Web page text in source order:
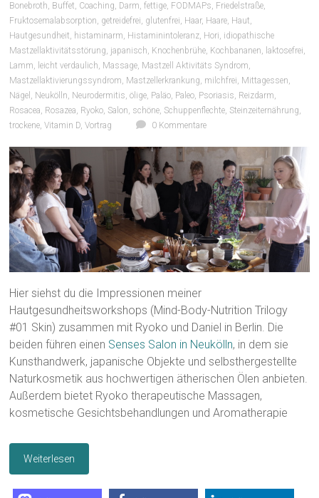
Bonebroth, Buffet, Coaching, Darm,fettige, FODMAPs, Friedelstraße,
Fruktosemalabsorption, getreidefrei, glutenfrei, Haar, Haare, Haut,
Hautgesundheit, histaminarm, Histaminintoleranz, Hori, idiopathische
Mastzellaktivitätsstörung, japanisch, Knochenbrühe, Kochbananen, laktosefrei,
Lamm, leicht verdaulich, Massage, Mastzell Aktivitäts Syndrom,
Mastzellaktivierungssyndrom, Mastzellerkrankung, milchfrei, Mittagessen,
Nägel , Neukölln, Neurodermitis,ölige, Paläo, Paleo, Psoriasis, Reizdarm,
Rosacea, Rosazea, Ryoko, Salon, schöne, Schuppenflechte, Steinzeiternährung,
trockene,Vitamin D,Vortrag 0 Kommentare
Hier siehst du die Impressionen meiner
Hautgesundheitsworkshops (Mind-Body-Nutrition Trilogy
#01 Skin) zusammen mit Ryoko und Daniel in Berlin. Die
beiden führen einen Senses Salon in Neukölln, in dem sie
Kunsthandwerk, japanische Objekte und selbsthergestellte
Naturkosmetik aus hochwertigen ätherischen Ölen anbieten.
Außerdem bietet Ryoko therapeutische Massagen,
kosmetische Gesichtsbehandlungen und Aromatherapie
Weiterlesen